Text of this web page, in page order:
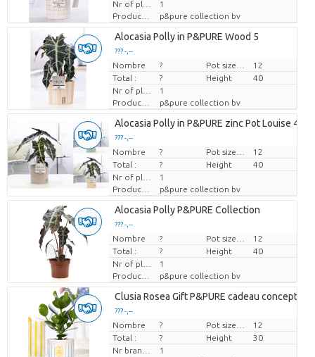
1
Producteur
p&pure collection bv
Alocasia Polly in P&PURE Wood 5
??? -,--
Prix par pièce
Nombre ?
12
Total :
? Height
40
1
Producteur
p&pure collection bv
Alocasia Polly in P&PURE zinc Pot Louise 4
??? -,--
Prix par pièce
Nombre ?
12
Total :
? Height
40
1
Producteur
p&pure collection bv
Alocasia Polly P&PURE Collection
??? -,--
Prix par pièce
Nombre ?
12
Total :
? Height
40
1
Producteur
p&pure collection bv
Clusia Rosea Gift P&PURE cadeau concept:
??? -,--
Prix par pièce
Nombre ?
12
Total :
? Height
30
1